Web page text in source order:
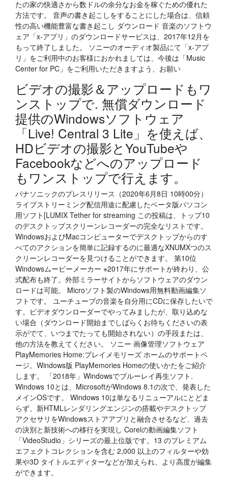
たの家の快適さから数ドルの余分なお金を稼ぐための優れた
方法です。 音声の書き起こしをすることにした場合は、信頼
性の高い機能豊富な書き起こし ダウンロード 音楽のソフトウ
ェア「x-アプリ」のダウンロードサービスは、2017年12月を
もって終了しました。 ソニーのオーディオ製品にて「x-アプ
リ」をご利用中のお客様におかれましては、今後は「Music
Center for PC」をご利用いただきますよう、お願い
ビデオの撮影＆アップロードもワ
ンストップで. 無償ダウンロード
提供のWindowsソフトウェア
「Live! Central 3 Lite」を使えば、
HDビデオの撮影とYouTubeや
Facebookなどへのアップロード
もワンストップで行えます。
パナソニックのプレスリリース（2020年6月8日 10時00分）
ライブストリーミング配信用途に配慮したベータ版パソコン
用ソフト[LUMIX Tether for streaming この投稿は、トップ10
のデスクトップスクリーンレコーダーの完全なリストです。
WindowsおよびMacコンピューターでデスクトップからのす
べてのアクションを簡単に記録するのに最適なXNUMXつのス
クリーンレコーダーを見つけることができます。 第10位
Windowsムービーメーカー ※2017年にサポートが終わり、公
式配布も終了。外部ミラーサイトからソフトウェアのダウン
ロードは可能。 Microソフト製のWindows用無料動画編集ソ
フトです。 ユーチューブの音楽を自分用にCDに保存したいで
す。ビデオダウンローダーでやってみましたが、取り込めな
い場合（ダウンロード開始までしばらくお待ちくださいの表
示がでて、いつまでたっても開始されない）の手段または、
他の方法を教えてください。 ソニー 画像管理ソフトウェア
PlayMemories Home:プレイメモリーズ ホームのサポートペ
ージ。Windows版 PlayMemories Homeの使いかたをご紹介
します。 「2018年」Windowsでブルーレイ再生ソフト.
Windows 10とは、MicrosoftがWindows 8.1の次で、発表した
メインOSです。 Windows 10は単なるリニューアルにとどま
らず、新HTMLレンダリングエンジンの搭載やデスクトップ
アクセサリをWindowsストアアプリと融合させるなど、過去
の決別と新技術への移行を実現し Corelの動画編集ソフト
「VideoStudio」シリーズの最上位版です。13 のプレミアム
エフェクトコレクションを含む 2,000 以上のフィルターや効
果や3D タイトルエディターなどが加えられ、より高度が編集
ができます。